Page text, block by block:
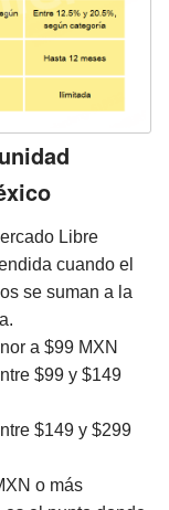
Libre
cuando el
se suman a la
a $99 MXN
$99 y $149
$149 y $299
o más